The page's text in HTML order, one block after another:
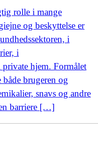
rolle i mange
og beskyttelse er
i
i
hjem. Formålet
brugeren og
snavs og andre
barriere […]